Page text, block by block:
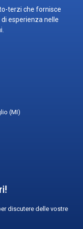
terzi che fornisce
esperienza nelle
(MI)
discutere delle vostre